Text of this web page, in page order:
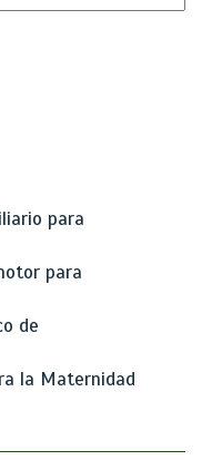
para
para
de
la Maternidad